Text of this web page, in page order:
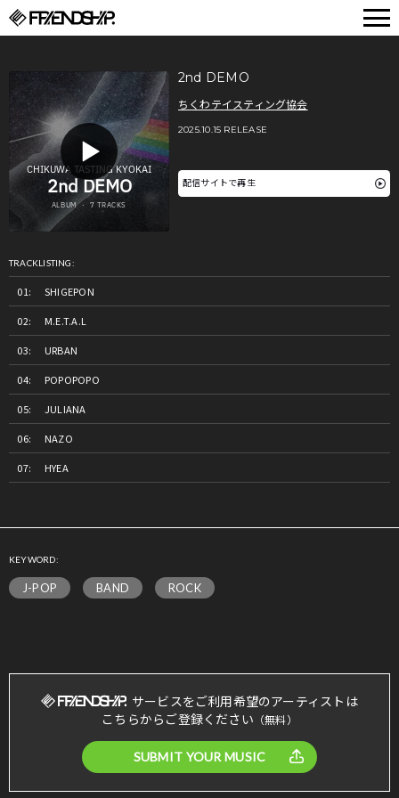
2nd DEMO
ちくわテイスティング協会
2025.10.15 RELEASE
配信サイトで再生
TRACKLISTING:
SHIGEPON
M.E.T.A.L
URBAN
POPOPOPO
JULIANA
NAZO
HYEA
KEYWORD:
J-POP BAND ROCK
サービスをご利用希望のアーティストは
こちらからご登録ください （無料）
SUBMIT YOUR MUSIC